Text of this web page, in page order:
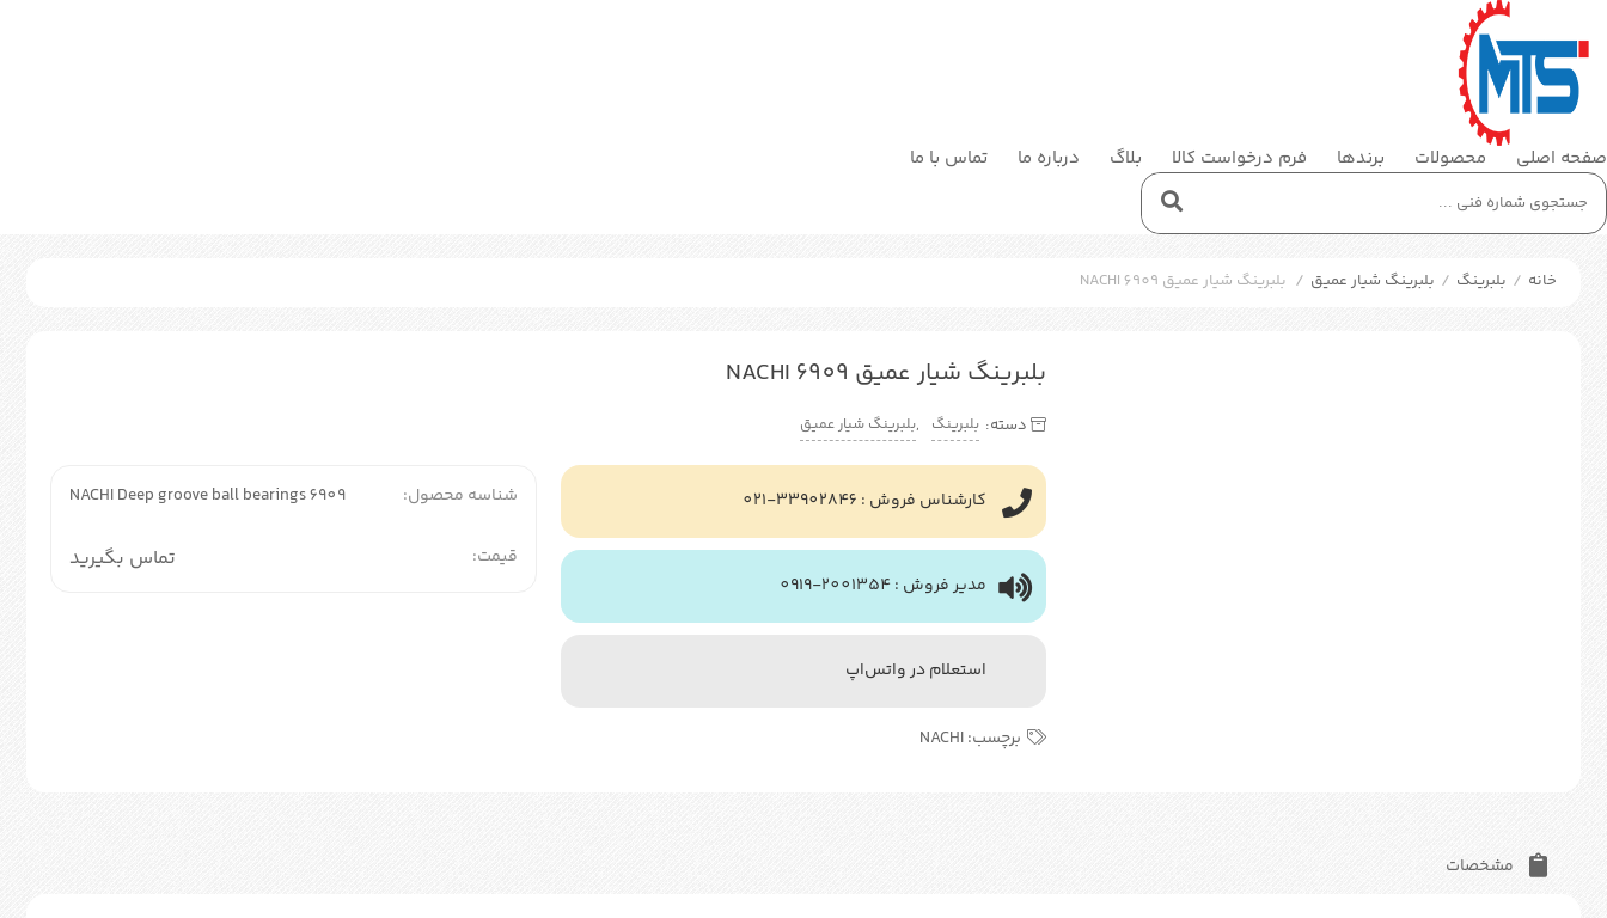
صفحه اصلی محصولات برندها فرم درخواست کالا بلاگ درباره ما تماس با ما
خانه / بلبرینگ / بلبرینگ شیار عمیق / بلبرینگ شیار عمیق NACHI 6909
بلبرینگ شیار عمیق NACHI 6909
دسته: بلبرینگ ,بلبرینگ شیار عمیق
کارشناس فروش : 33902846-021
مدیر فروش : 2001354-0919
استعلام در واتس‌اپ
برچسب:NACHI
شناسه محصول: NACHI Deep groove ball bearings 6909
قیمت: تماس بگیرید
مشخصات